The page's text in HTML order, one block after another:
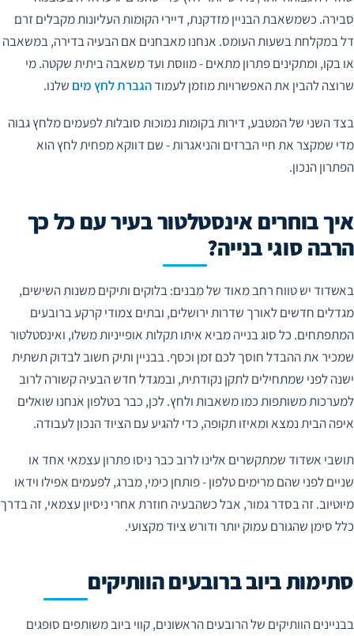
סבירה. כשמשאבת הבניין מזדקנת, דיירי הקומות העליונות מקבלים זרם
דל במקלחת בשעות העומס. אנחנו מאבחנים אם הבעיה בדירה, במשאבה
או בקו, ומתקינים פתרון מתאים - מווסת ועד משאבה ביתית שקטה. מי
שרוצה להבין את האפשרויות מוזמן לעמודהגברת לחץ מים שלנו.
בצד השני של המטבע, דירות בקומות נמוכות סובלות לפעמים מלחץ גבוה
מדי שמקצר את חיי הברזים והניאגרות - שם דווקא מפחית לחץ הוא
הפתרון הנכון.
איך בוחרים אינסטלטור בעיר עם כל כך
הרבה סוגי בנייה?
באשדוד יש טווח רחב מאוד של מבנים: בלוקים ותיקים משנות השישים,
מגדלים חדשים לאורך שדרות ירושלים, ובתים צמודי קרקע ברובעים
המתפתחים. כל סוג בנייה מביא איתו תקלות אופייניות משלו, ואינסטלטור
שמכיר את ההבדל חוסך לכם זמן וכסף. בבניין ותיק חשוב לבדוק תשתית
ישנה לפני שמתחילים לתקן נקודתית, ובמגדל חדש הבעיה קשורה לרוב
למערכות משותפות כמו משאבות ולחץ. לכן, כבר בטלפון אנחנו שואלים
איפה הבית נמצא ומאיזו תקופה, כדי להגיע עם הציוד הנכון לעבודה.
תושבי אשדוד שמתקשרים אלינו לרוב כבר ניסו פתרון עצמאי אחד או
שניים לפני שהם מרימים טלפון - פותחן כימי, מברג, לפעמים אפילו וידאו
מיוטיוב. זה בסדר גמור, אבל כשהבעיה חוזרת אחרי ניסיון עצמאי, זה בדרך
כלל סימן שהגורם עמוק יותר ודורש ציוד מקצועי.
סתימות ביוב ברובעים הוותיקים
בבניינים הוותיקים של הרובעים הראשונים, קווי ביוב משותפים סופגים